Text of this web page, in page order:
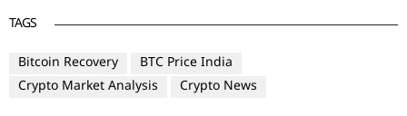
TAGS
Bitcoin Recovery
BTC Price India
Crypto Market Analysis
Crypto News